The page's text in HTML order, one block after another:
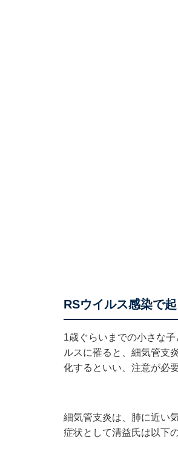
RSウイルス感染で
1歳ぐらいまでの小さな
ルスに罹ると、細気管支
化するといい、注意が必要
細気管支炎は、肺に近い
症状として清益氏は以下